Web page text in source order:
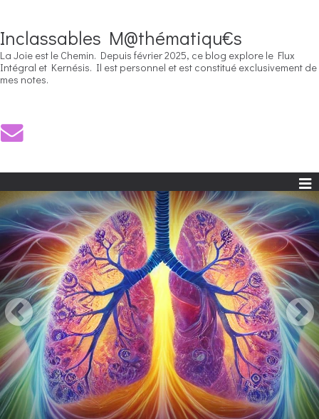
Inclassables M@thématiqu€s
La Joie est le Chemin. Depuis février 2025, ce blog explore le Flux
Intégral et Kernésis. Il est personnel et est constitué exclusivement de
mes notes.